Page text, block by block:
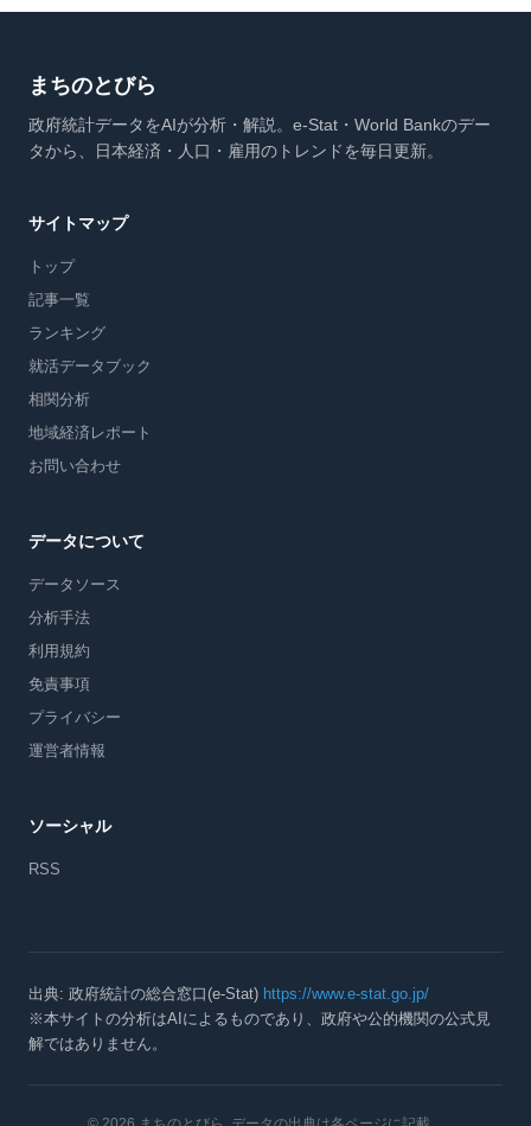
まちのとびら
政府統計データをAIが分析・解説。e-Stat・World Bankのデー
タから、日本経済・人口・雇用のトレンドを毎日更新。
サイトマップ
トップ
記事一覧
ランキング
就活データブック
相関分析
地域経済レポート
お問い合わせ
データについて
データソース
分析手法
利用規約
免責事項
プライバシー
運営者情報
ソーシャル
RSS
出典: 政府統計の総合窓口(e-Stat) https://www.e-stat.go.jp/
※本サイトの分析はAIによるものであり、政府や公的機関の公式見
解ではありません。